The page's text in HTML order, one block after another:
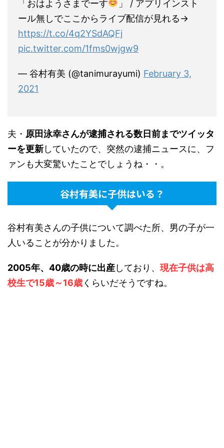
「おはようさまでーす
」 / アプリインスト
ール無しでここからライブ配信が見れる→
https://t.co/4q2YSdAQFj
pic.twitter.com/1fms0wjgw9
— 谷村有美 (@tanimurayumi) February 3,
2021
夫・ 原田泳幸さんが逮捕される数日前までツイッタ
ーを更新していたので、突然の逮捕ニュースに、フ
ァンも大変驚いたことでしょうね・・。
谷村有美に子供はいる？
谷村有美さんの子供について調べた所、男の子が一
人いることが分かりました。
2005年、40歳の時に出産しており、 現在子供は高
校生で15歳～16歳くらいだそうですね。